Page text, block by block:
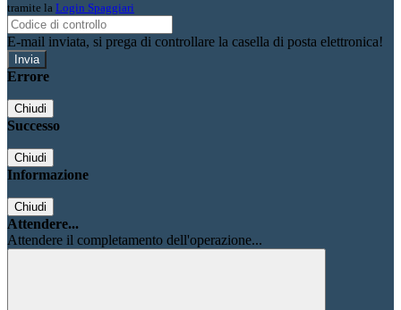
tramite la Login Spaggiari
E-mail inviata, si prega di controllare la casella di posta elettronica!
Errore
Chiudi
Successo
Chiudi
Informazione
Chiudi
Attendere...
Attendere il completamento dell'operazione...